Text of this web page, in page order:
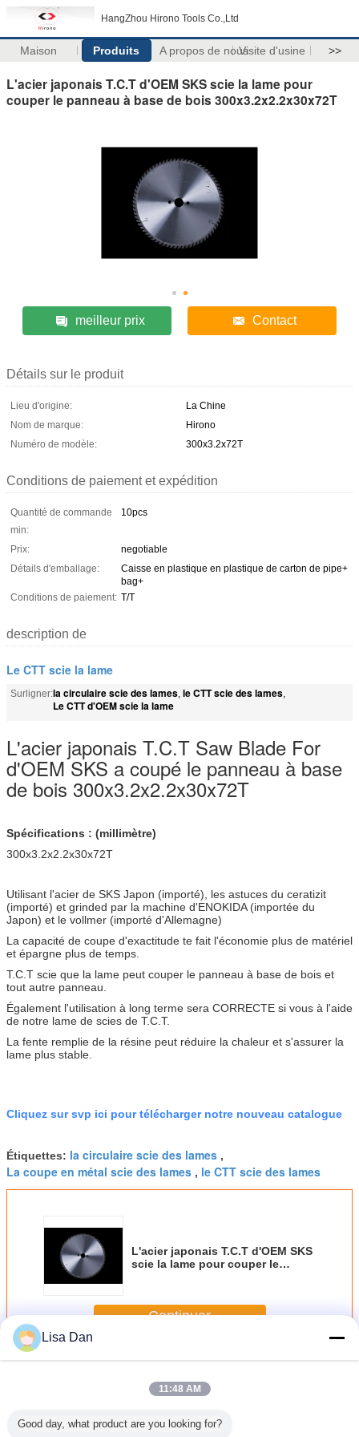
HangZhou Hirono Tools Co.,Ltd
Maison Produits A propos de nousVisite d'usine >>
L'acier japonais T.C.T d'OEM SKS scie la lame pour
couper le panneau à base de bois 300x3.2x2.2x30x72T
meilleur prix Contact
Détails sur le produit
Lieu d'origine:
La Chine
Nom de marque:
Hirono
Numéro de modèle:
300x3.2x72T
Conditions de paiement et expédition
Quantité de commande
min:
10pcs
Prix:
negotiable
Détails d'emballage:
Caisse en plastique en plastique de carton de pipe+
bag+
Conditions de paiement: T/T
description de
Le CTT scie la lame
Surligner:la circulaire scie des lames, le CTT scie des lames,
Le CTT d'OEM scie la lame
L'acier japonais T.C.T Saw Blade For
d'OEM SKS a coupé le panneau à base
de bois 300x3.2x2.2x30x72T
Spécifications : (millimètre)
300x3.2x2.2x30x72T
Utilisant l'acier de SKS Japon (importé), les astuces du ceratizit
(importé) et grinded par la machine d'ENOKIDA (importée du
Japon) et le vollmer (importé d'Allemagne)
La capacité de coupe d'exactitude te fait l'économie plus de matériel
et épargne plus de temps.
T.C.T scie que la lame peut couper le panneau à base de bois et
tout autre panneau.
Également l'utilisation à long terme sera CORRECTE si vous à l'aide
de notre lame de scies de T.C.T.
La fente remplie de la résine peut réduire la chaleur et s'assurer la
lame plus stable.
Cliquez sur svp ici pour télécharger notre nouveau catalogue
Étiquettes: la circulaire scie des lames ,
La coupe en métal scie des lames , le CTT scie des lames
L'acier japonais T.C.T d'OEM SKS
scie la lame pour couper le
Continuer
PlusLe CTT scie la lame
Lisa Dan
11:48 AM
Good day, what product are you looking for?